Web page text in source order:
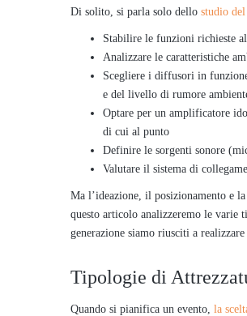
Di solito, si parla solo dello studio
Stabilire le funzioni richieste
Analizzare le caratteristiche
Scegliere i diffusori in
e del livello di rumore
Optare per un amplificatore
di cui al punto
Definire le sorgenti sonore
Valutare il sistema di
Ma l’ideazione, il posizionamento e
questo articolo analizzeremo le varie
generazione siamo riusciti a
Tipologie di
Quando si pianifica un evento, la